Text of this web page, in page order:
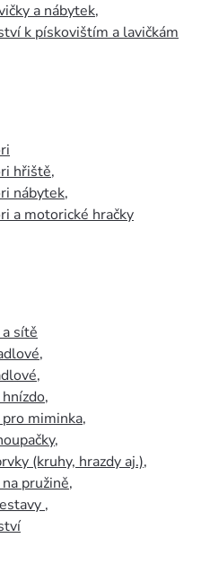
a nábytek,
k pískovištím a lavičkám
hřiště,
nábytek,
a motorické hračky
sítě
,
,
,
miminka,
,
(kruhy, hrazdy aj.),
pružině,
,